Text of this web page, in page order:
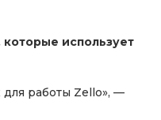
использует
работы Zello», —